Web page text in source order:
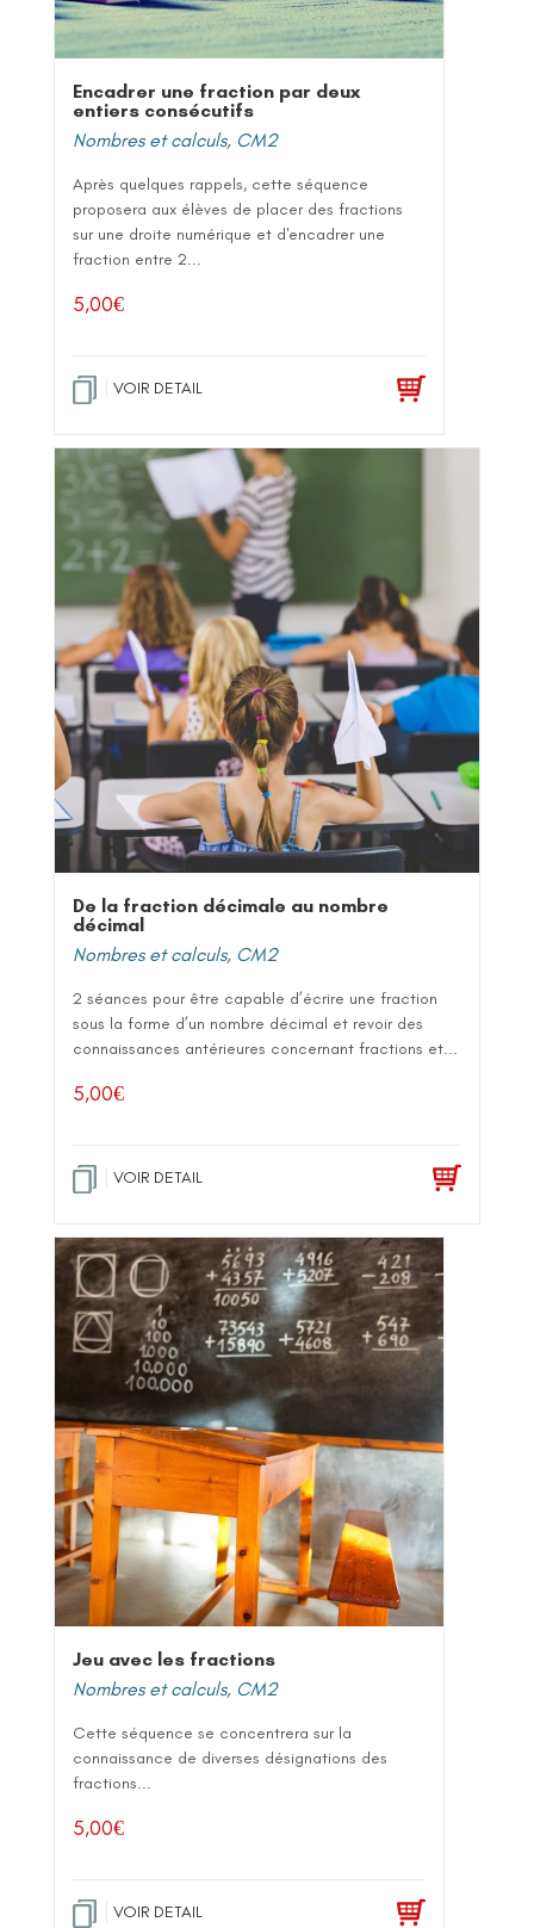
Encadrer une fraction par deux
entiers consécutifs
Nombres et calculs, CM2
Après quelques rappels, cette séquence
proposera aux élèves de placer des fractions
sur une droite numérique et d'encadrer une
fraction entre 2...
5,00€
VOIR DETAIL
De la fraction décimale au nombre
décimal
Nombres et calculs, CM2
2 séances pour être capable d’écrire une fraction
sous la forme d’un nombre décimal et revoir des
connaissances antérieures concernant fractions et...
5,00€
VOIR DETAIL
Jeu avec les fractions
Nombres et calculs, CM2
Cette séquence se concentrera sur la
connaissance de diverses désignations des
fractions...
5,00€
VOIR DETAIL